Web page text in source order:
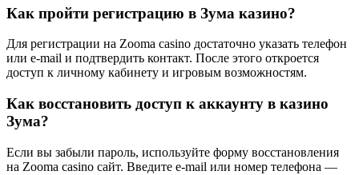
Как пройти регистрацию в Зума казино?
Для регистрации на Zooma casino достаточно указать телефон
или e-mail и подтвердить контакт. После этого откроется
доступ к личному кабинету и игровым возможностям.
Как восстановить доступ к аккаунту в казино
Зума?
Если вы забыли пароль, используйте форму восстановления
на Zooma casino сайт. Введите e-mail или номер телефона —